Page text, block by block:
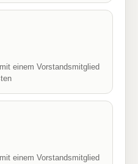
einem Vorstandsmitglied
einem Vorstandsmitglied